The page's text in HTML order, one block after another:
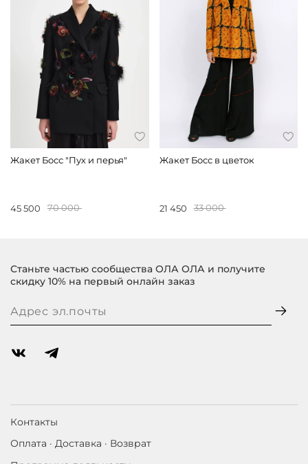
Жакет Босс "Пух и перья"
45 500 70 000
Жакет Босс в цветок
21 450 33 000
Контакты
Оплата · Доставка · Возврат
Станьте частью сообщества ОЛА ОЛА и получите
скидку 10% на первый онлайн заказ